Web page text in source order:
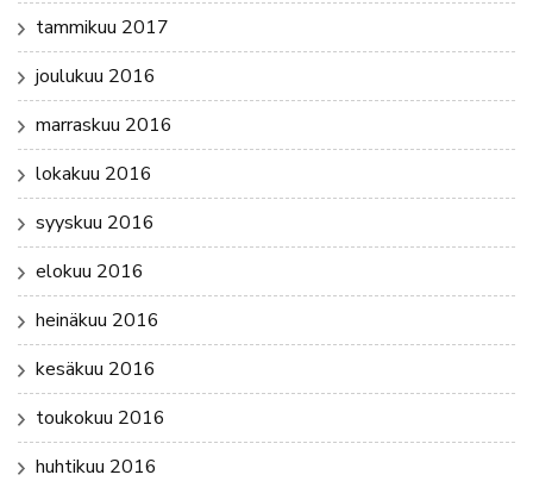
tammikuu 2017
joulukuu 2016
marraskuu 2016
lokakuu 2016
syyskuu 2016
elokuu 2016
heinäkuu 2016
kesäkuu 2016
toukokuu 2016
huhtikuu 2016